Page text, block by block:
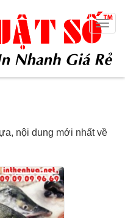
nội dung mới nhất về